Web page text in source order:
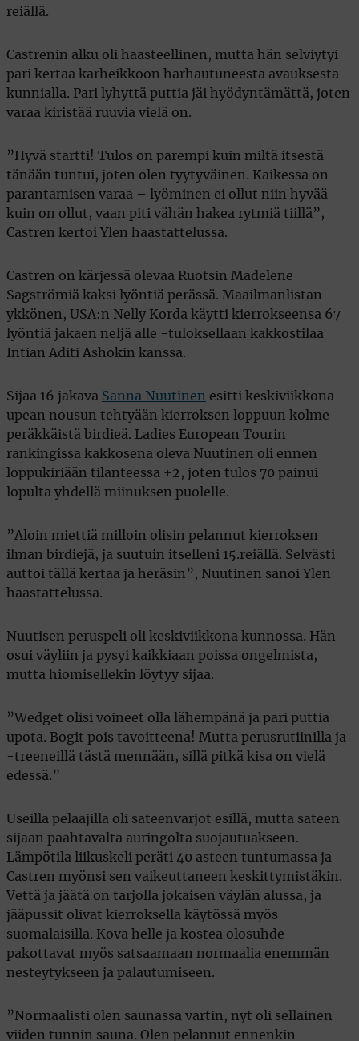
reiällä.
Castrenin alku oli haasteellinen, mutta hän selviytyi
pari kertaa karheikkoon harhautuneesta avauksesta
kunnialla. Pari lyhyttä puttia jäi hyödyntämättä, joten
varaa kiristää ruuvia vielä on.
”Hyvä startti! Tulos on parempi kuin miltä itsestä
tänään tuntui, joten olen tyytyväinen. Kaikessa on
parantamisen varaa – lyöminen ei ollut niin hyvää
kuin on ollut, vaan piti vähän hakea rytmiä tiillä”,
Castren kertoi Ylen haastattelussa.
Castren on kärjessä olevaa Ruotsin Madelene
Sagströmiä kaksi lyöntiä perässä. Maailmanlistan
ykkönen, USA:n Nelly Korda käytti kierrokseensa 67
lyöntiä jakaen neljä alle -tuloksellaan kakkostilaa
Intian Aditi Ashokin kanssa.
Sijaa 16 jakava Sanna Nuutinen esitti keskiviikkona
upean nousun tehtyään kierroksen loppuun kolme
peräkkäistä birdieä. Ladies European Tourin
rankingissa kakkosena oleva Nuutinen oli ennen
loppukiriään tilanteessa +2, joten tulos 70 painui
lopulta yhdellä miinuksen puolelle.
”Aloin miettiä milloin olisin pelannut kierroksen
ilman birdiejä, ja suutuin itselleni 15.reiällä. Selvästi
auttoi tällä kertaa ja heräsin”, Nuutinen sanoi Ylen
haastattelussa.
Nuutisen peruspeli oli keskiviikkona kunnossa. Hän
osui väyliin ja pysyi kaikkiaan poissa ongelmista,
mutta hiomisellekin löytyy sijaa.
”Wedget olisi voineet olla lähempänä ja pari puttia
upota. Bogit pois tavoitteena! Mutta perusrutiinilla ja
-treeneillä tästä mennään, sillä pitkä kisa on vielä
edessä.”
Useilla pelaajilla oli sateenvarjot esillä, mutta sateen
sijaan paahtavalta auringolta suojautuakseen.
Lämpötila liikuskeli peräti 40 asteen tuntumassa ja
Castren myönsi sen vaikeuttaneen keskittymistäkin.
Vettä ja jäätä on tarjolla jokaisen väylän alussa, ja
jääpussit olivat kierroksella käytössä myös
suomalaisilla. Kova helle ja kostea olosuhde
pakottavat myös satsaamaan normaalia enemmän
nesteytykseen ja palautumiseen.
”Normaalisti olen saunassa vartin, nyt oli sellainen
viiden tunnin sauna. Olen pelannut ennenkin